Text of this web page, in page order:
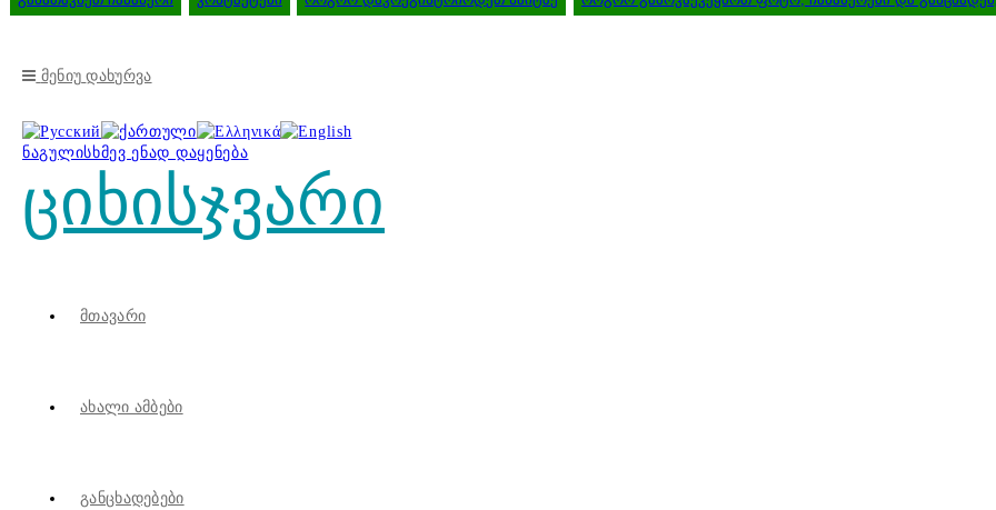
Მენიუ Დახურვა
ნაგულისხმევ ენად დაყენება
ციხისჯვარი
Მთავარი
Ახალი Ამბები
Განცხადებები